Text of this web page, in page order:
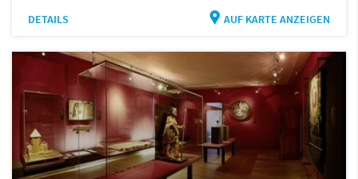
DETAILS AUF KARTE ANZEIGEN